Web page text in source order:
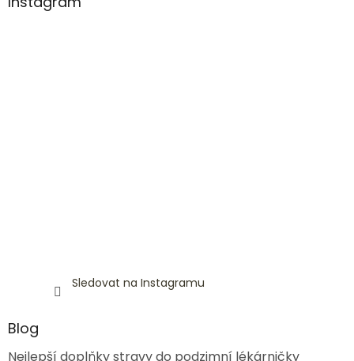
Sledovat na Instagramu
Blog
Nejlepší doplňky stravy do podzimní lékárničky